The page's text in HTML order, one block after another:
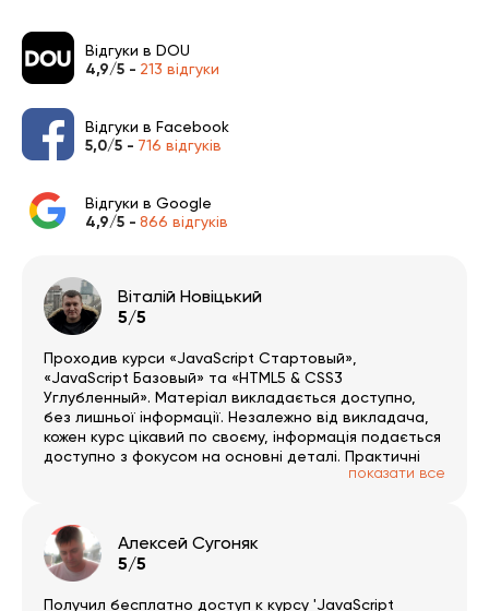
Відгуки в DOU
4,9/5 - 213 відгуки
Відгуки в Facebook
5,0/5 - 716 відгуків
Відгуки в Google
4,9/5 - 866 відгуків
Віталій Новіцький
5/5
Проходив курси «JavaScript Стартовый»,
«JavaScript Базовый» та «HTML5 & CSS3
Углубленный». Матеріал викладається доступно,
без лишньої інформації. Незалежно від викладача,
кожен курс цікавий по своєму, інформація подається
доступно з фокусом на основні деталі. Практичні
завдання цікаві й допомагають повністю
пройденого матеріалу можна пройти тестування, з
об’єктивним оцінюванням засвоєних знань, і
отримати сертифікат. Раджу усім.
показати все
Алексей Сугоняк
5/5
Получил бесплатно доступ к курсу 'JavaScript